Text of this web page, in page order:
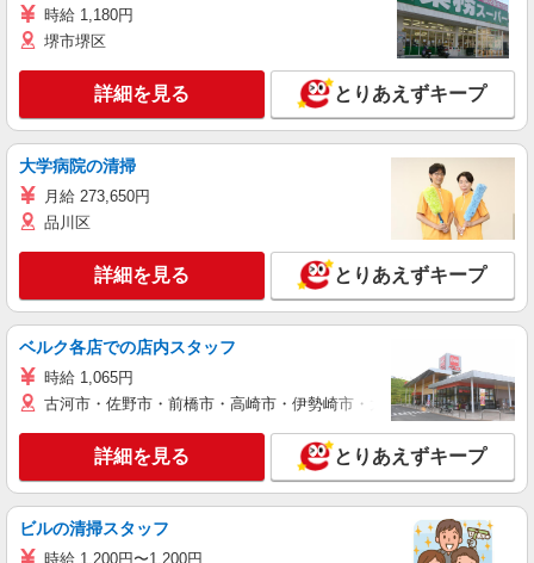
時給 1,180円
堺市堺区
詳細を見る とりあえずキープ
大学病院の清掃
月給 273,650円
品川区
詳細を見る とりあえずキープ
ベルク各店での店内スタッフ
時給 1,065円
古河市・佐野市・前橋市・高崎市・伊勢崎市・太田市・館林市・藤
詳細を見る とりあえずキープ
ビルの清掃スタッフ
時給 1,200円〜1,200円